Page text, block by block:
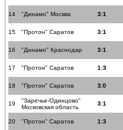
14 "Динамо" Москва 3:1
15 "Протон" Саратов 3:1
16 "Динамо" Краснодар 3:1
17 "Протон" Саратов 1:3
18 "Протон" Саратов 3:0
19
"Заречье-Одинцово"
Московская область
3:1
20 "Протон" Саратов 1:3